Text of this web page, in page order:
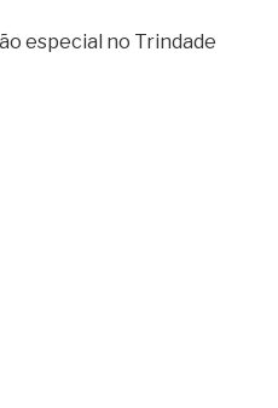
especial no Trindade